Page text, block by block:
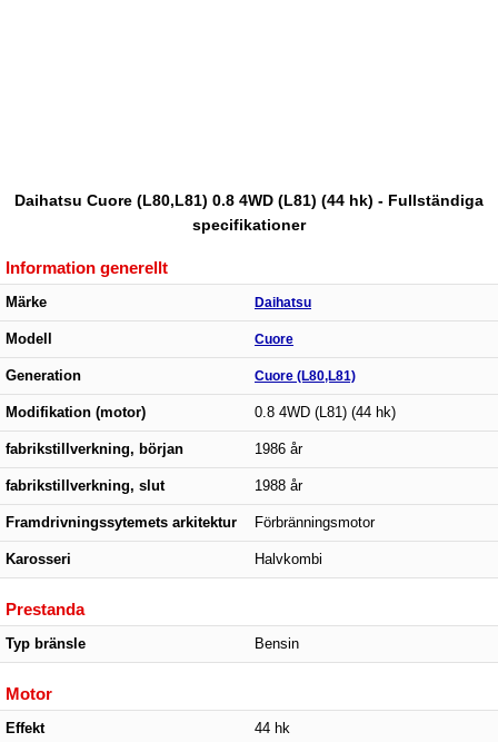
Daihatsu Cuore (L80,L81) 0.8 4WD (L81) (44 hk) - Fullständiga
specifikationer
Information generellt
Märke Daihatsu
Modell Cuore
Generation Cuore (L80,L81)
Modifikation (motor) 0.8 4WD (L81) (44 hk)
fabrikstillverkning, början 1986 år
fabrikstillverkning, slut 1988 år
Framdrivningssytemets arkitektur Förbränningsmotor
Karosseri Halvkombi
Prestanda
Typ bränsle Bensin
Motor
Effekt 44 hk